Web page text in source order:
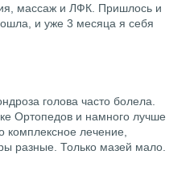
массаж и ЛФК. Пришлось и
и уже 3 месяца я себя
голова часто болела.
Ортопедов и намного лучше
комплексное лечение,
разные. Только мазей мало.